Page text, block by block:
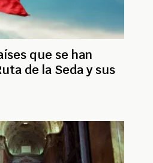
que se han
de la Seda y sus